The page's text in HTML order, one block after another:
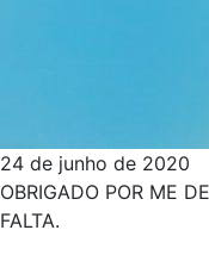
24 de junho de 2020
OBRIGADO POR ME
FALTA.